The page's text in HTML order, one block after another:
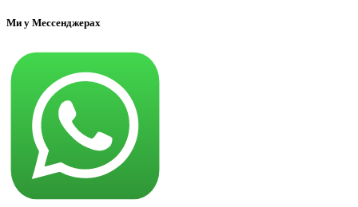
Ми у Мессенджерах